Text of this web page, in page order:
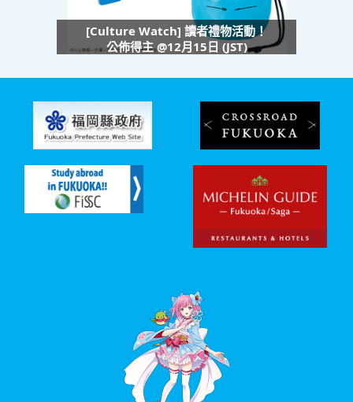
[Culture Watch] 讀者禮物活動！
公佈得主 @12月15日 (JST)